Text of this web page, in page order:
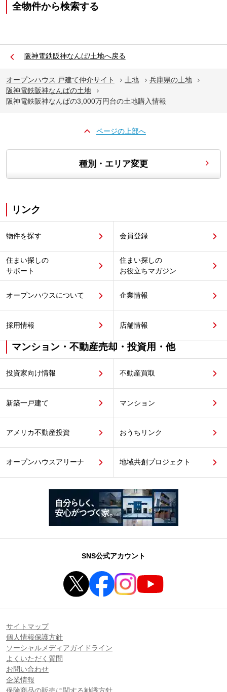
全物件から検索する
阪神電鉄阪神なんば/土地へ戻る
オープンハウス 戸建て仲介サイト 土地
兵庫県の土地
阪神電鉄阪神なんばの土地
阪神電鉄阪神なんばの3,000万円台の土地購入情報
ページの上部へ
種別・エリア変更
リンク
物件を探す 会員登録
住まい探しの
サポート
住まい探しの
お役立ちマガジン
オープンハウスについて 企業情報
採用情報 店舗情報
マンション・不動産売却・投資用・他
投資家向け情報 不動産買取
新築一戸建て マンション
アメリカ不動産投資 おうちリンク
オープンハウスアリーナ 地域共創プロジェクト
SNS公式アカウント
サイトマップ
個人情報保護方針
ソーシャルメディアガイドライン
よくいただく質問
お問い合わせ
企業情報